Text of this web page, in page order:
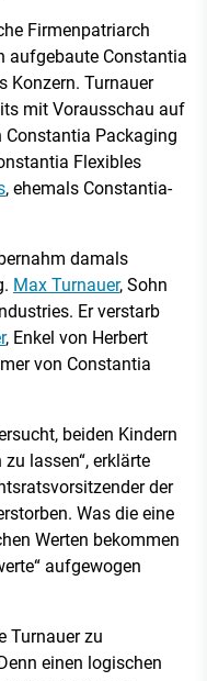
Firmenpatriarch
aufgebaute Constantia
Konzern. Turnauer
mit Vorausschau auf
Packaging
Flexibles
, ehemals Constantia-
damals
Max Turnauer, Sohn
Er verstarb
, Enkel von Herbert
von Constantia
beiden Kindern
lassen“, erklärte
der
Was die eine
Werten bekommen
aufgewogen
Turnauer zu
einen logischen